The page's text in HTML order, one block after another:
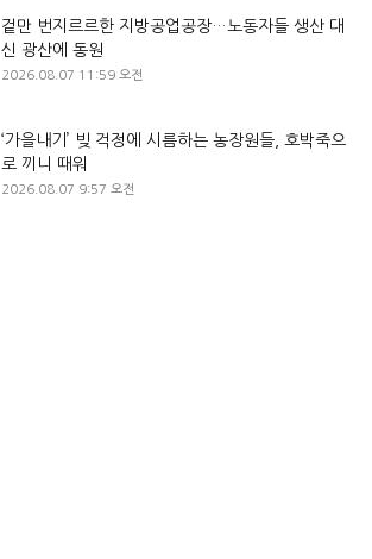
겉만 번지르르한 지방공업공장…노동자들 생산 대
신 광산에 동원
2026.08.07 11:59 오전
‘가을내기’ 빚 걱정에 시름하는 농장원들, 호박죽으
로 끼니 때워
2026.08.07 9:57 오전